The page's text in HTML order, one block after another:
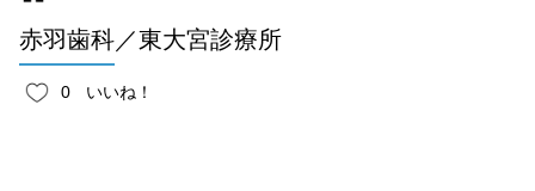
赤羽歯科／東大宮診療所
0 いいね！